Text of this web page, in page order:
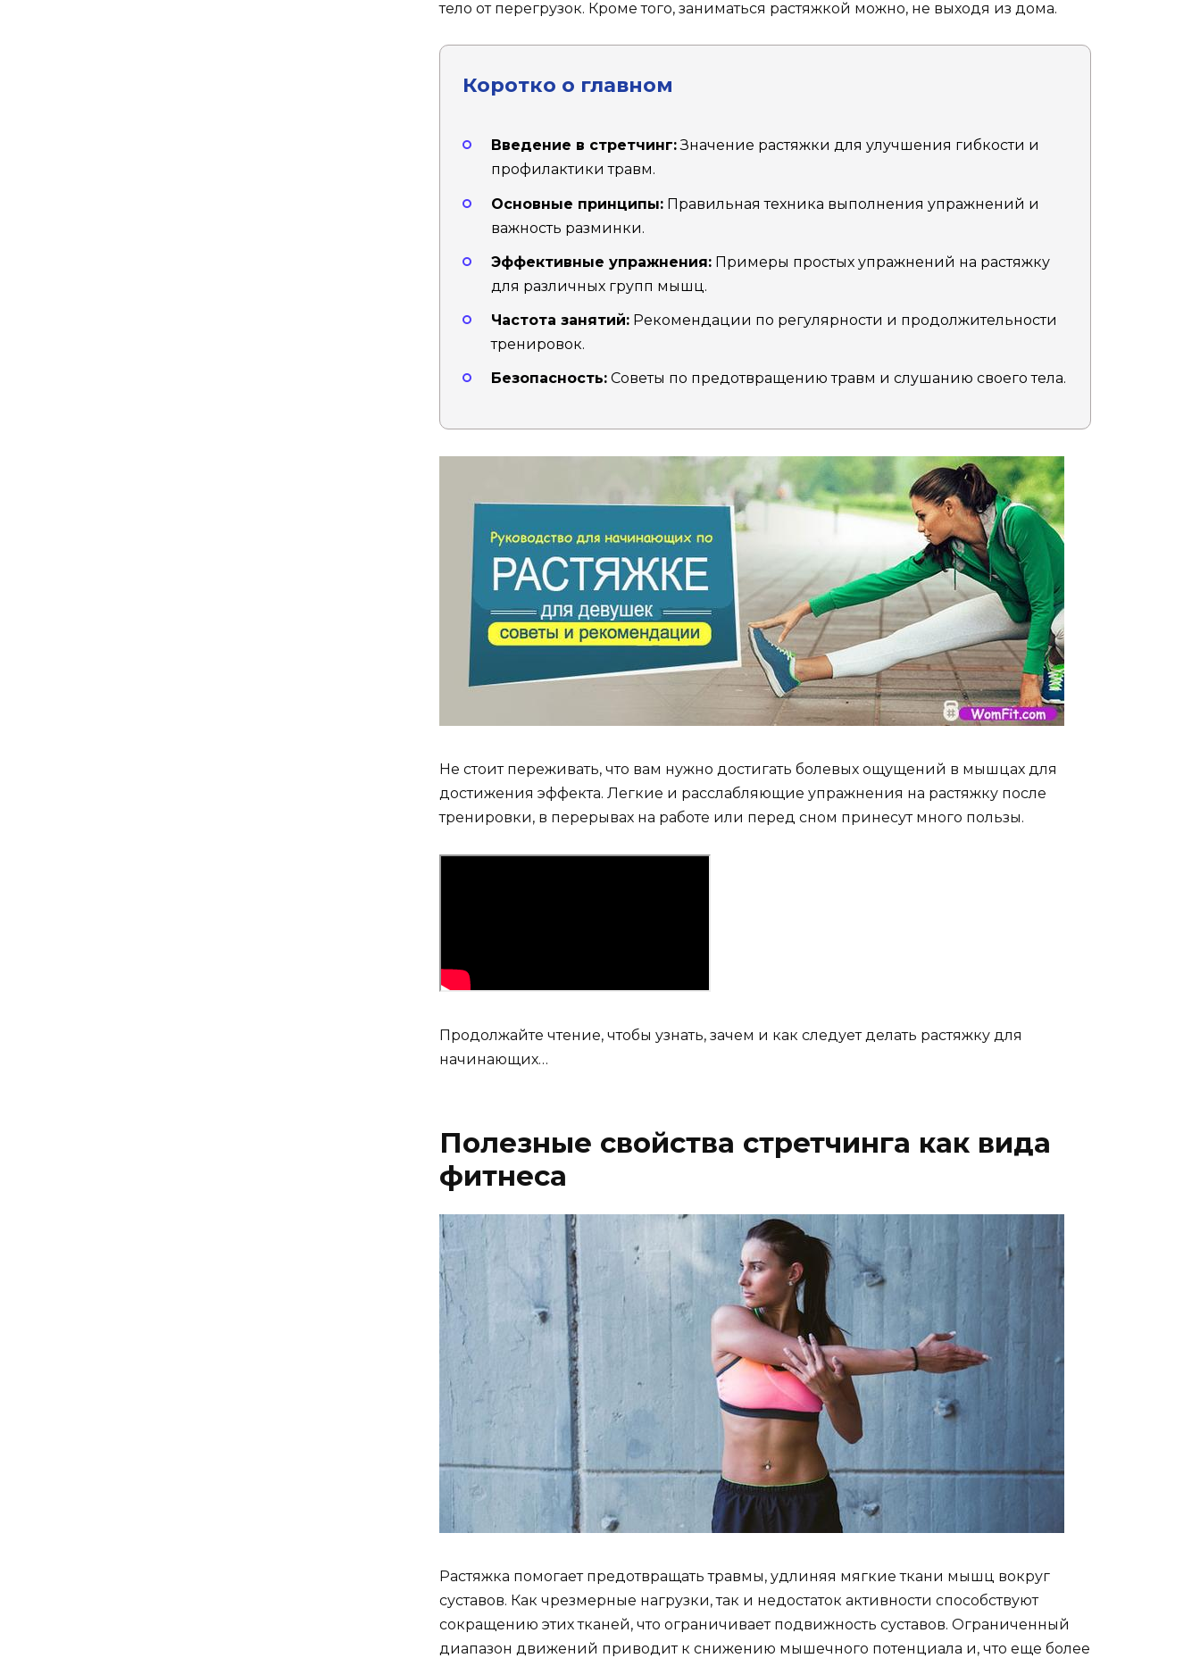
тело от перегрузок. Кроме того, заниматься растяжкой можно, не выходя из дома.
Коротко о главном
Введение в стретчинг:Значение растяжки для улучшения гибкости и
профилактики травм.
Основные принципы: Правильная техника выполнения упражнений и
важность разминки.
Эффективные упражнения: Примеры простых упражнений на растяжку
для различных групп мышц.
Частота занятий: Рекомендации по регулярности и продолжительности
тренировок.
Безопасность: Советы по предотвращению травм и слушанию своего тела.
Не стоит переживать, что вам нужно достигать болевых ощущений в мышцах для
достижения эффекта. Легкие и расслабляющие упражнения на растяжку после
тренировки, в перерывах на работе или перед сном принесут много пользы.
Продолжайте чтение, чтобы узнать, зачем и как следует делать растяжку для
начинающих…
Полезные свойства стретчинга как вида
фитнеса
Растяжка помогает предотвращать травмы, удлиняя мягкие ткани мышц вокруг
суставов. Как чрезмерные нагрузки, так и недостаток активности способствуют
сокращению этих тканей, что ограничивает подвижность суставов. Ограниченный
диапазон движений приводит к снижению мышечного потенциала и, что еще более